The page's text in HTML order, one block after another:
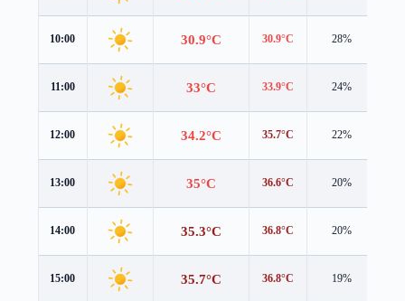
10:00 30.9°C 30.9°C 28%
11:00 33°C 33.9°C 24%
12:00 34.2°C 35.7°C 22%
13:00 35°C 36.6°C 20%
14:00 35.3°C 36.8°C 20%
15:00 35.7°C 36.8°C 19%